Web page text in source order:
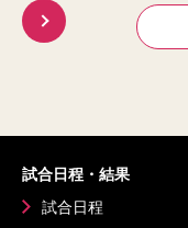
試合日程・結果
試合日程